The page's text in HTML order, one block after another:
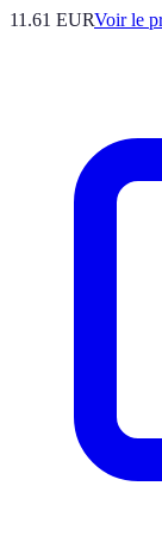
11.61 EURVoir le